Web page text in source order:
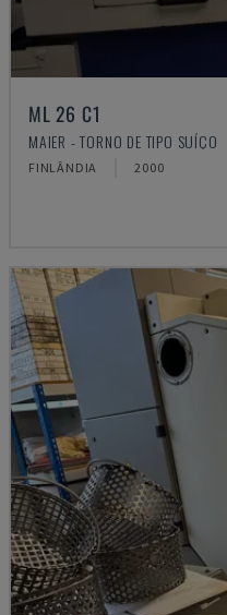
ML 26 C1
MAIER - TORNO DE TIPO SUÍÇO
FINLÂNDIA 2000